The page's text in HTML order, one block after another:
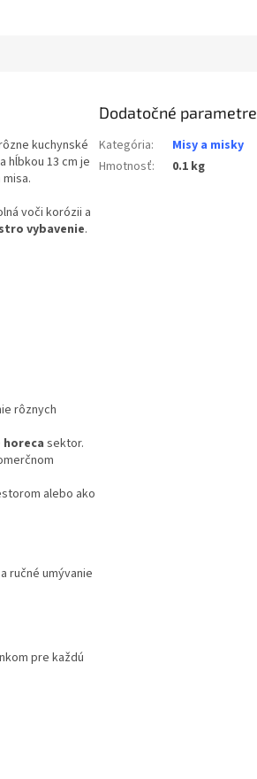
kuchynské
hĺbkou 13 cm je
voči korózii a
vybavenie.
rôznych
horeca sektor.
alebo ako
ručné umývanie
pre každú
Dodatočné parametre
Kategória:
Misy a misky
Hmotnosť: 0.1 kg